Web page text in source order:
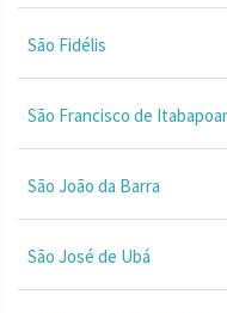
São Fidélis
São Francisco de
São João da Barra
São José de Ubá